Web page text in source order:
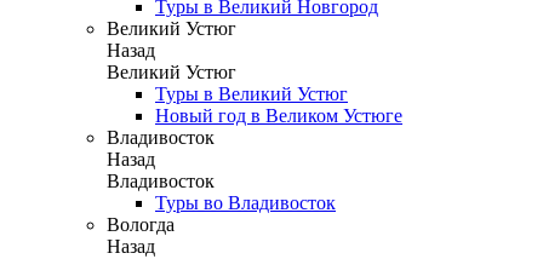
Туры в Великий Новгород
Великий Устюг
Назад
Великий Устюг
Туры в Великий Устюг
Новый год в Великом Устюге
Владивосток
Назад
Владивосток
Туры во Владивосток
Вологда
Назад